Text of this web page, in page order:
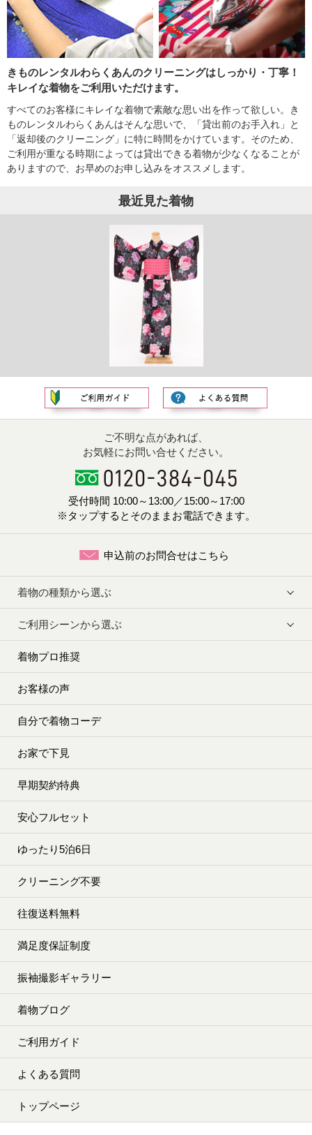
きものレンタルわらくあんのクリーニングはしっかり・丁寧！
キレイな着物をご利用いただけます。
すべてのお客様にキレイな着物で素敵な思い出を作って欲しい。き
ものレンタルわらくあんはそんな思いで、「貸出前のお手入れ」と
「返却後のクリーニング」に特に時間をかけています。そのため、
ご利用が重なる時期によっては貸出できる着物が少なくなることが
ありますので、お早めのお申し込みをオススメします。
最近見た着物
ご不明な点があれば、
お気軽にお問い合せください。
受付時間 10:00～13:00／15:00～17:00
※タップするとそのままお電話できます。
申込前のお問合せはこちら
着物の種類から選ぶ
ご利用シーンから選ぶ
着物プロ推奨
お客様の声
自分で着物コーデ
お家で下見
早期契約特典
安心フルセット
ゆったり5泊6日
クリーニング不要
往復送料無料
満足度保証制度
振袖撮影ギャラリー
着物ブログ
ご利用ガイド
よくある質問
トップページ